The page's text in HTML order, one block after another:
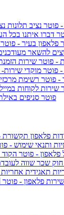
- פוטר נציב תלונות
דברו איתנו בכל
פלאפון בעיר - פוטר
להשאר
- פוטר שירות
פוטר מוקדי שירות-
- פוטר רשימת
שירות לקוחות במייל
פוטר סניפים
פלאפון תקשורת
ותנאי שימוש -
פלאפון - פוטר
חוק שכר שווה
תאגידית
פלאפון - פוטר